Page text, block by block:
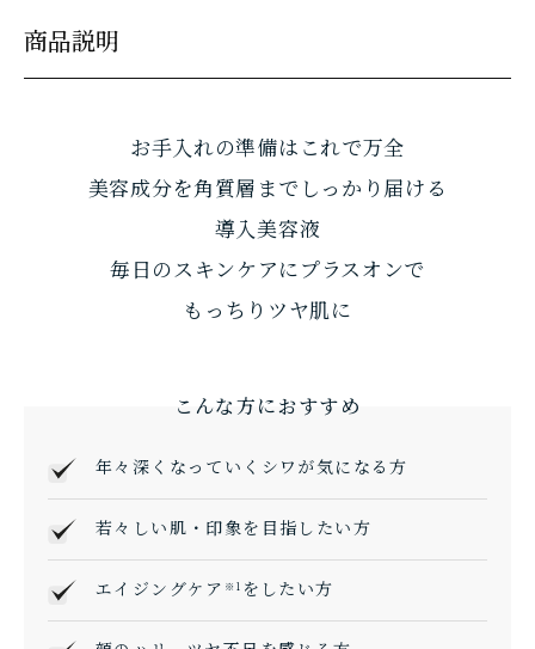
商品説明
お手入れの準備はこれで万全
美容成分を角質層までしっかり届ける
導入美容液
毎日のスキンケアにプラスオンで
もっちりツヤ肌に
こんな方におすすめ
年々深くなっていくシワが気になる方
若々しい肌・印象を目指したい方
エイジングケア ※1 をしたい方